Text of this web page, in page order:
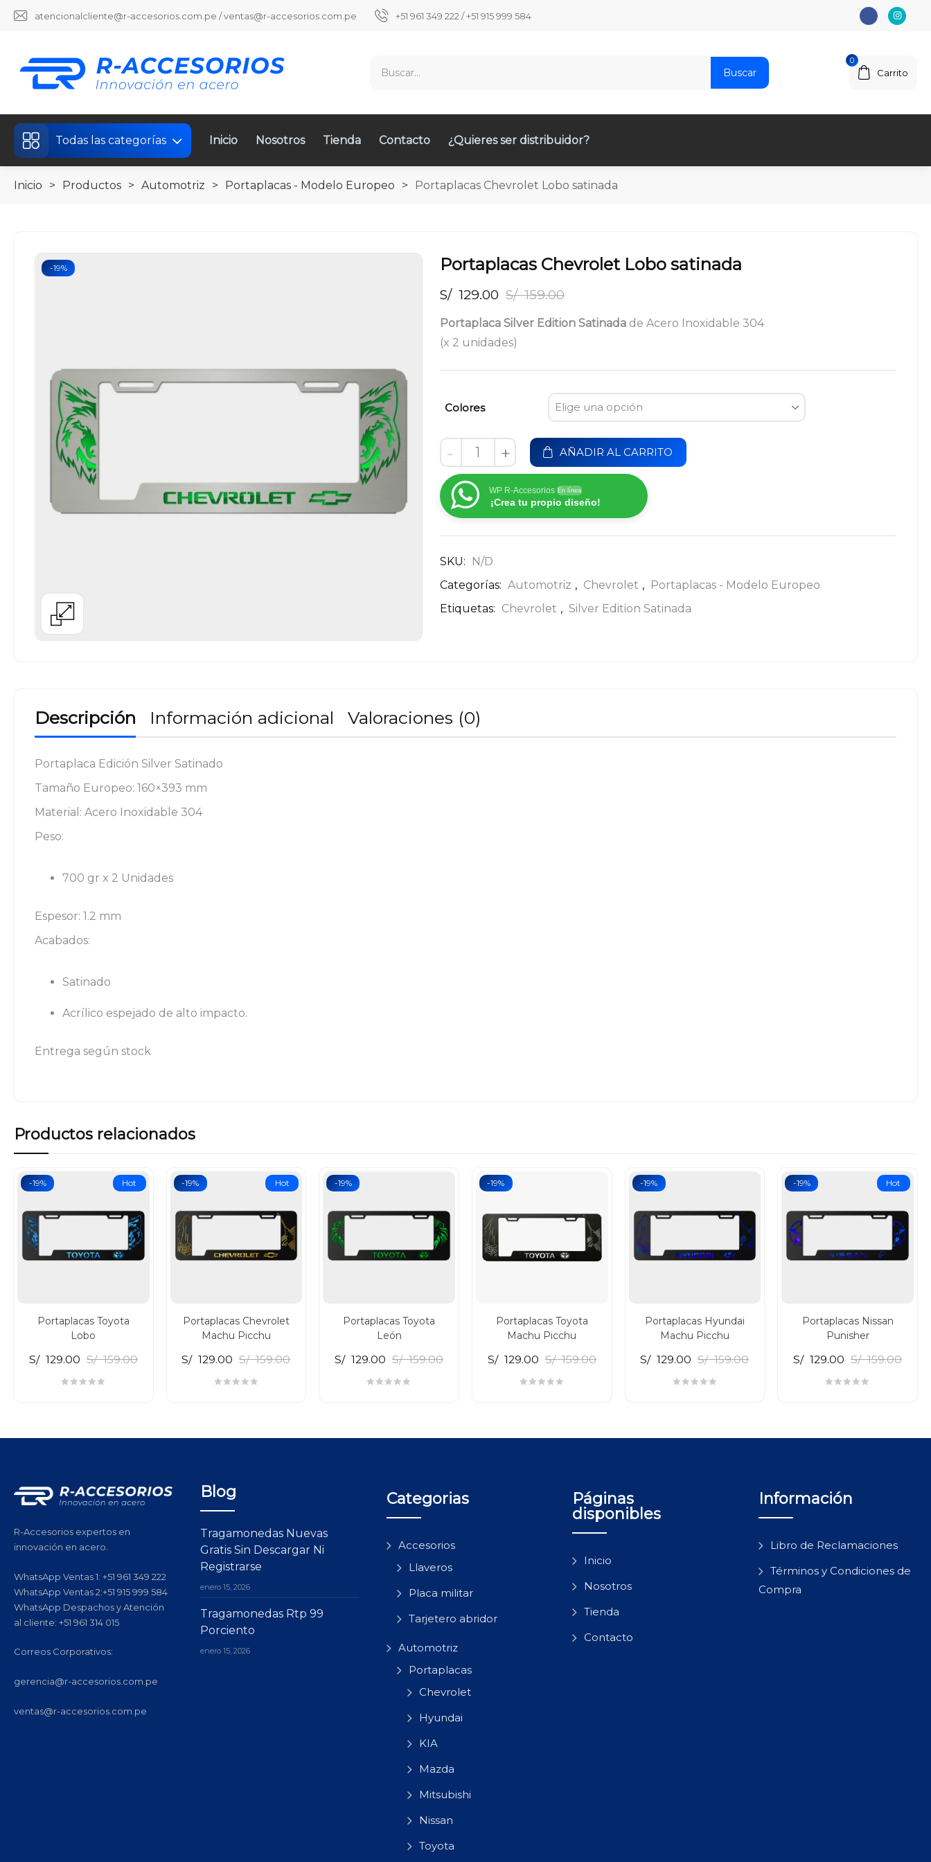
atencionalcliente@r-accesorios.com.pe / ventas@r-accesorios.com.pe +51 961 349 222 / +51 915 999 584
Buscar
0
Carrito
Todas las categorías Inicio Nosotros Tienda Contacto ¿Quieres ser distribuidor?
Inicio > Productos > Automotriz > Portaplacas - Modelo Europeo > Portaplacas Chevrolet Lobo satinada
-19% Portaplacas Chevrolet Lobo satinada
S/ 159.00
S/ 129.00
Portaplaca Silver Edition Satinadade Acero Inoxidable 304
(x 2 unidades)
Colores
- + AÑADIR AL CARRITO
WP R-Accesorios En línea
¡Crea tu propio diseño!
SKU:
N/D
Categorías: Automotriz , Chevrolet , Portaplacas - Modelo Europeo
Etiquetas: Chevrolet , Silver Edition Satinada
Descripción Información adicional Valoraciones (0)
Portaplaca Edición Silver Satinado
Tamaño Europeo: 160×393 mm
Material: Acero Inoxidable 304
Peso:
700 gr x 2 Unidades
Espesor: 1.2 mm
Acabados:
Satinado
Acrílico espejado de alto impacto.
Entrega según stock
Productos relacionados
Portaplacas Toyota
Lobo
S/ 159.00
S/ 129.00
-19% Hot
Portaplacas Chevrolet
Machu Picchu
S/ 159.00
S/ 129.00
-19% Hot
Portaplacas Toyota
León
S/ 159.00
S/ 129.00
-19%
Portaplacas Toyota
Machu Picchu
S/ 159.00
S/ 129.00
-19%
Portaplacas Hyundai
Machu Picchu
S/ 159.00
S/ 129.00
-19%
Portaplacas Nissan
Punisher
S/ 159.00
S/ 129.00
-19% Hot
R-Accesorios expertos en
innovación en acero.
WhatsApp Ventas 1: +51 961 349 222
WhatsApp Ventas 2:+51 915 999 584
WhatsApp Despachos y Atención
al cliente: +51 961 314 015
Correos Corporativos:
gerencia@r-accesorios.com.pe
ventas@r-accesorios.com.pe
Blog
Tragamonedas Nuevas
Gratis Sin Descargar Ni
Registrarse
enero 15, 2026
Tragamonedas Rtp 99
Porciento
enero 15, 2026
Categorias
Accesorios
Llaveros
Placa militar
Tarjetero abridor
Automotriz
Portaplacas
Chevrolet
Hyundai
KIA
Mazda
Mitsubishi
Nissan
Toyota
Páginas
disponibles
Inicio
Nosotros
Tienda
Contacto
Información
Libro de Reclamaciones
Términos y Condiciones de
Compra